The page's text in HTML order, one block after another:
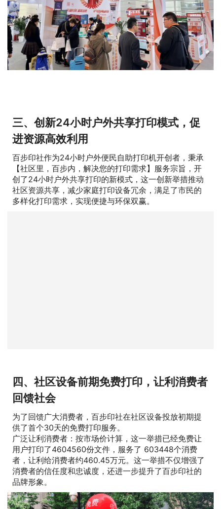
三、创新24小时户外共享打印模式，促
进资源高效利用
百步印社作为24小时户外便民自助打印机开创者，秉承
【社区里，百步内，解决您的打印需求】服务宗旨，开
创了24小时户外共享打印的新模式，这一创新举措推动
社区资源共享，减少家庭打印设备冗余，满足了市民的
多样化打印需求，实现便捷与环保双赢。
四、社区设备前期免费打印，让利消费者
回馈社会
为了回馈广大消费者，百步印社在社区设备投放初期提
供了首个30天的免费打印服务。
广泛让利消费者：按市场价计算，这一举措已经免费让
用户打印了4604560份文件，服务了 603448个消费
者，让利给消费者约460.45万元。这一举措不仅增强了
消费者的信任度和忠诚度，还进一步提升了百步印社的